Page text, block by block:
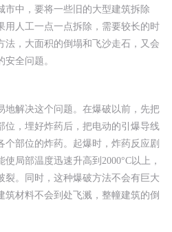
市中，要将一些旧的大型建筑拆除
用人工一点一点拆除，需要较长的时
法，大面积的倒塌和飞沙走石，又会
全问题。
地解决这个问题。在爆破以前，先把
位，埋好炸药后，把电动的引爆导线
部位的炸药。起爆时，炸药反应剧
局部温度迅速升高到2000°C以上，
裂。同时，这种爆破方法不会有巨大
筑材料不会到处飞溅，整幢建筑的倒